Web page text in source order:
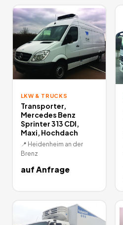
LKW & TRUCKS
Transporter,
Mercedes Benz
Sprinter 313 CDI,
Maxi, Hochdach
📍 Heidenheim an der
Brenz
auf Anfrage